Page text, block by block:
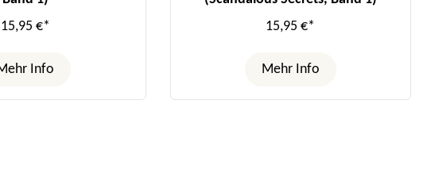
15,95 €*
Info
15,95 €*
Mehr Info